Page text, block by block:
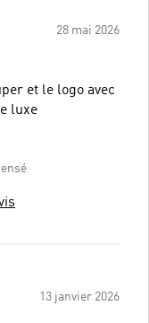
28 mai 2026
et le logo avec
luxe
13 janvier 2026